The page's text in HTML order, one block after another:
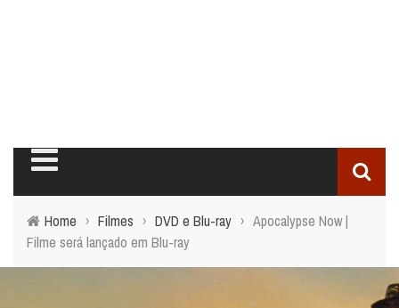
Home › Filmes › DVD e Blu-ray › Apocalypse Now |
Filme será lançado em Blu-ray